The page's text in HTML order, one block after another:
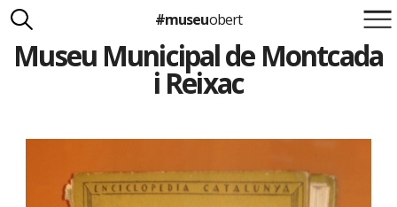
Suma't a la iniciativa
Nota legal
Carlota Royo
#museuobert
Museu Municipal de Montcada
i Reixac